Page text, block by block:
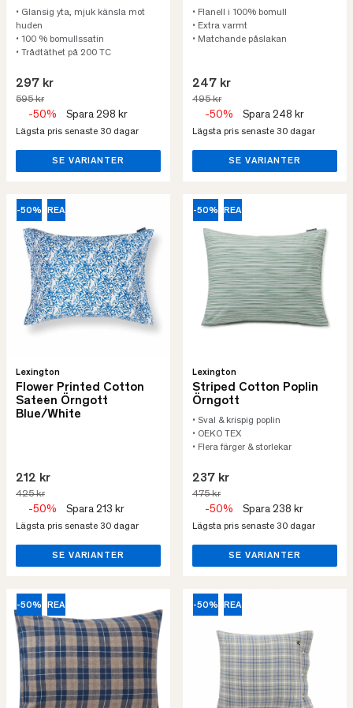
• Glansig yta, mjuk känsla mot
huden
• 100 % bomullssatin
• Trådtäthet på 200 TC
297 kr
595 kr
-50% Spara 298 kr
Lägsta pris senaste 30 dagar
SE VARIANTER
• Flanell i 100% bomull
• Extra varmt
• Matchande påslakan
247 kr
495 kr
-50% Spara 248 kr
Lägsta pris senaste 30 dagar
SE VARIANTER
-50% REA
Lexington
Flower Printed Cotton
Sateen Örngott
Blue/White
212 kr
425 kr
-50% Spara 213 kr
Lägsta pris senaste 30 dagar
SE VARIANTER
-50% REA
Lexington
Striped Cotton Poplin
Örngott
• Sval & krispig poplin
• OEKO TEX
• Flera färger & storlekar
237 kr
475 kr
-50% Spara 238 kr
Lägsta pris senaste 30 dagar
SE VARIANTER
-50% REA -50% REA